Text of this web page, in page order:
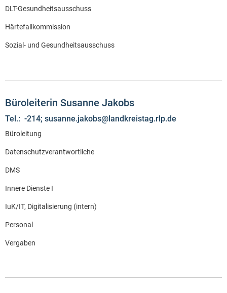
DLT-Gesundheitsausschuss
Härtefallkommission
Sozial- und Gesundheitsausschuss
Büroleiterin Susanne Jakobs
Tel.: -214; susanne.jakobs@landkreistag.rlp.de
Büroleitung
Datenschutzverantwortliche
DMS
Innere Dienste I
IuK/IT, Digitalisierung (intern)
Personal
Vergaben